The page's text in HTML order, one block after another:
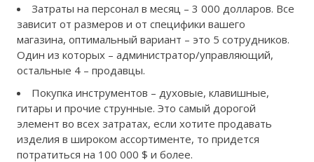
Затраты на персонал в месяц – 3 000 долларов. Все
зависит от размеров и от специфики вашего
магазина, оптимальный вариант – это 5 сотрудников.
Один из которых – администратор/управляющий,
остальные 4 – продавцы.
Покупка инструментов – духовые, клавишные,
гитары и прочие струнные. Это самый дорогой
элемент во всех затратах, если хотите продавать
изделия в широком ассортименте, то придется
потратиться на 100 000 $ и более.